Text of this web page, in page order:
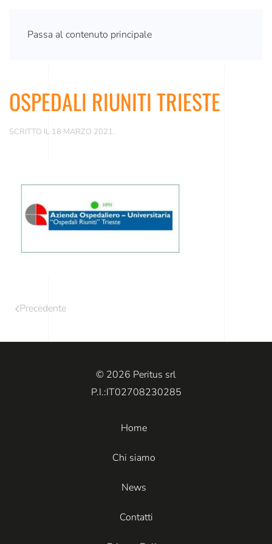
Passa al contenuto principale
OSPEDALI RIUNITI TRIESTE
SCRITTO IL 18 MARZO 2021.
Precedente
© 2026 Peritus srl
P.I.:IT02708230285
Home
Chi siamo
News
Contatti